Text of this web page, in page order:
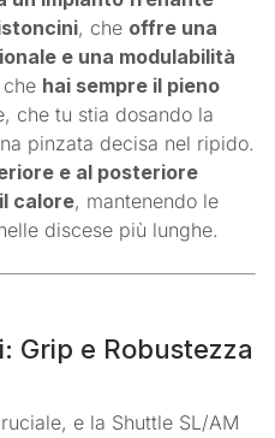
, che offre una
e una modulabilità
hai sempre il pieno
che tu stia dosando la
pinzata decisa nel ripido.
e al posteriore
calore, mantenendo le
discese più lunghe.
Grip e Robustezza
e la Shuttle SL/AM